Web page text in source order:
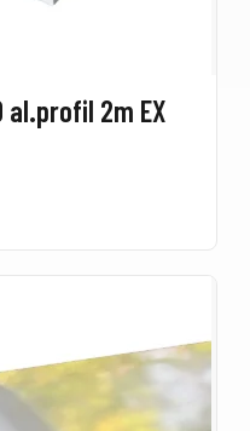
al.profil 2m EX